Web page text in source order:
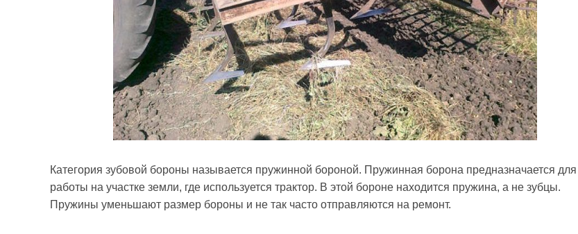
Категория зубовой бороны называется пружинной бороной. Пружинная борона предназначается для
работы на участке земли, где используется трактор. В этой бороне находится пружина, а не зубцы.
Пружины уменьшают размер бороны и не так часто отправляются на ремонт.